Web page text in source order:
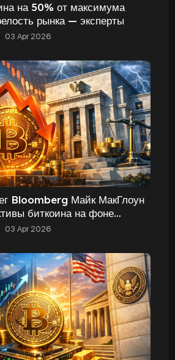
на 50% от максимума
рынка — эксперты
03 Apr 2026
Bloomberg Майк МакГлоун
биткоина на фоне
03 Apr 2026